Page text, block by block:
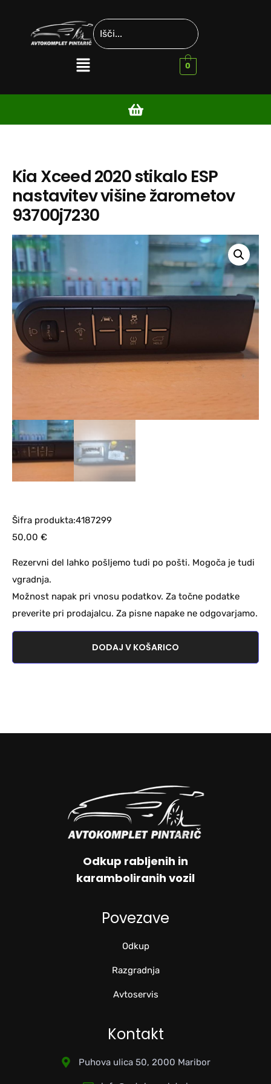
0
Kia Xceed 2020 stikalo ESP
nastavitev višine žarometov
93700j7230
Šifra produkta:4187299
50,00 €
Rezervni del lahko pošljemo tudi po pošti. Mogoča je tudi
vgradnja.
Možnost napak pri vnosu podatkov. Za točne podatke
preverite pri prodajalcu. Za pisne napake ne odgovarjamo.
DODAJ V KOŠARICO
Odkup rabljenih in
karamboliranih vozil
Povezave
Odkup
Razgradnja
Avtoservis
Kontakt
Puhova ulica 50, 2000 Maribor